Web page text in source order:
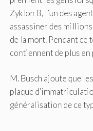
Zyklon B, l’un des
assassiner des
de la mort. Pendant
contiennent de plus en
M. Busch ajoute que
plaque
généralisation de ce